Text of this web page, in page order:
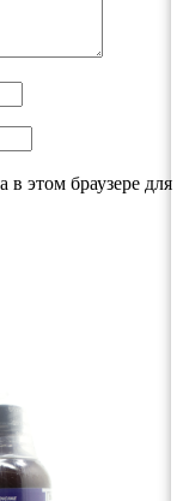
в этом браузере для